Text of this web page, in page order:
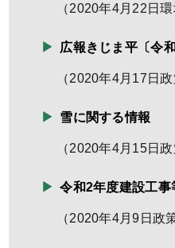
（2020年4月22日
広報きじま平〔令
（2020年4月17日
雪に関する情報
（2020年4月15日
令和2年度建設工事
（2020年4月9日政